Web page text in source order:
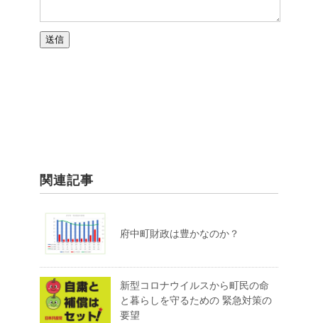
関連記事
府中町財政は豊かなのか？
新型コロナウイルスから町民の命
と暮らしを守るための 緊急対策の
要望